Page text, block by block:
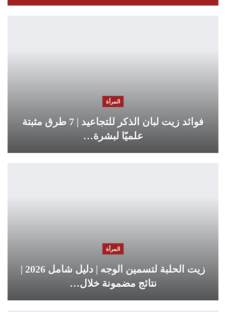
المرأة
فوائد زيت لبان الذكر للتجاعيد | 7 طرق مثبتة
علميًا لبشرة…
المرأة
زيت الحلبة لتسمين الوجه | دليل شامل 2026 |
نتائج مضمونة خلال…